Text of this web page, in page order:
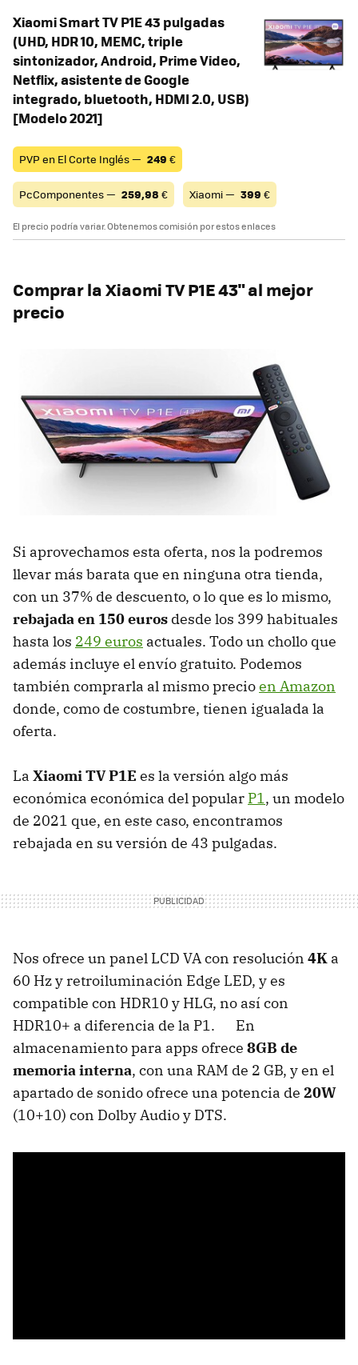
Xiaomi Smart TV P1E 43 pulgadas
(UHD, HDR 10, MEMC, triple
sintonizador, Android, Prime Video,
Netflix, asistente de Google
integrado, bluetooth, HDMI 2.0, USB)
[Modelo 2021]
PVP en El Corte Inglés — 249 €
PcComponentes — 259,98 € Xiaomi — 399 €
El precio podría variar. Obtenemos comisión por estos enlaces
Comprar la Xiaomi TV P1E 43" al mejor
precio
Si aprovechamos esta oferta, nos la podremos
llevar más barata que en ninguna otra tienda,
con un 37% de descuento, o lo que es lo mismo,
rebajada en 150 euros desde los 399 habituales
hasta los 249 euros actuales. Todo un chollo que
además incluye el envío gratuito. Podemos
también comprarla al mismo precioen Amazon
donde, como de costumbre, tienen igualada la
oferta.
La Xiaomi TV P1E es la versión algo más
económica económica del popular P1, un modelo
de 2021 que, en este caso, encontramos
rebajada en su versión de 43 pulgadas.
Nos ofrece un panel LCD VA con resolución 4K a
60 Hz y retroiluminación Edge LED, y es
compatible con HDR10 y HLG, no así con
HDR10+ a diferencia de la P1. En
almacenamiento para apps ofrece 8GB de
memoria interna, con una RAM de 2 GB, y en el
apartado de sonido ofrece una potencia de 20W
(10+10) con Dolby Audio y DTS.